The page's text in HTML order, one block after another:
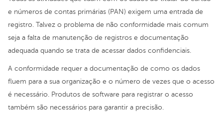
e números de contas primárias (PAN) exigem uma entrada de
registro. Talvez o problema de não conformidade mais comum
seja a falta de manutenção de registros e documentação
adequada quando se trata de acessar dados confidenciais.
A conformidade requer a documentação de como os dados
fluem para a sua organização e o número de vezes que o acesso
é necessário. Produtos de software para registrar o acesso
também são necessários para garantir a precisão.